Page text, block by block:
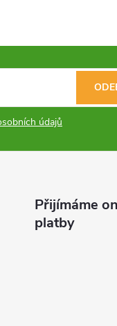
údajů
Přijímáme
platby